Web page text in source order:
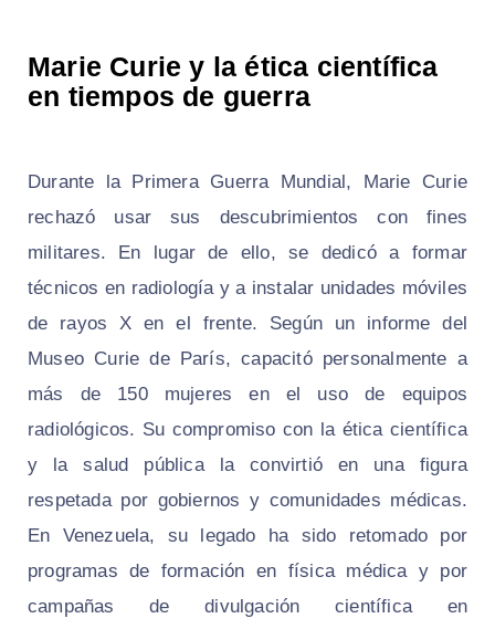
Marie Curie y la ética científica
en tiempos de guerra
Durante la Primera Guerra Mundial, Marie Curie
rechazó usar sus descubrimientos con fines
militares. En lugar de ello, se dedicó a formar
técnicos en radiología y a instalar unidades móviles
de rayos X en el frente. Según un informe del
Museo Curie de París, capacitó personalmente a
más de 150 mujeres en el uso de equipos
radiológicos. Su compromiso con la ética científica
y la salud pública la convirtió en una figura
respetada por gobiernos y comunidades médicas.
En Venezuela, su legado ha sido retomado por
programas de formación en física médica y por
campañas de divulgación científica en